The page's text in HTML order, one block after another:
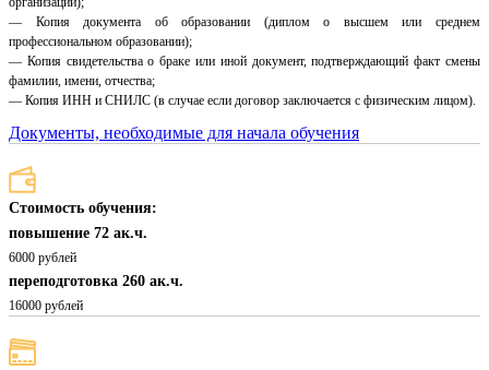
— Копия документа об образовании (диплом о высшем или среднем
профессиональном образовании);
— Копия свидетельства о браке или иной документ, подтверждающий факт смены
фамилии, имени, отчества;
— Копия ИНН и СНИЛС (в случае если договор заключается с физическим лицом).
Документы, необходимые для начала обучения
Стоимость обучения:
повышение 72 ак.ч.
6000 рублей
переподготовка 260 ак.ч.
16000 рублей